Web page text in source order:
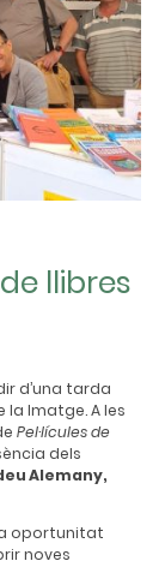
llibres
d’una tarda
Imatge. A les
Pel·lícules de
dels
Alemany,
oportunitat
noves